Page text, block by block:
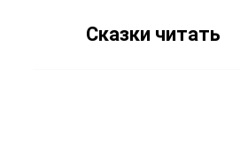
Сказки читать